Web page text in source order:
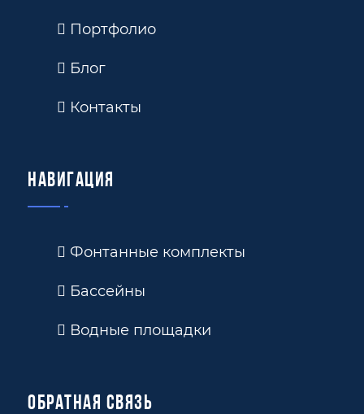
Портфолио
Блог
Контакты
Навигация
Фонтанные комплекты
Бассейны
Водные площадки
Обратная связь